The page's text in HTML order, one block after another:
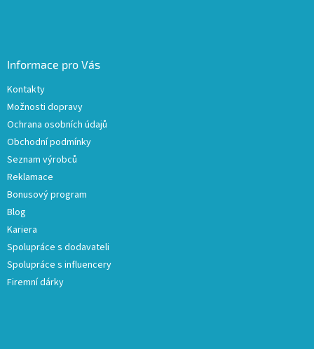
Informace pro Vás
Kontakty
Možnosti dopravy
Ochrana osobních údajů
Obchodní podmínky
Seznam výrobců
Reklamace
Bonusový program
Blog
Kariera
Spolupráce s dodavateli
Spolupráce s influencery
Firemní dárky